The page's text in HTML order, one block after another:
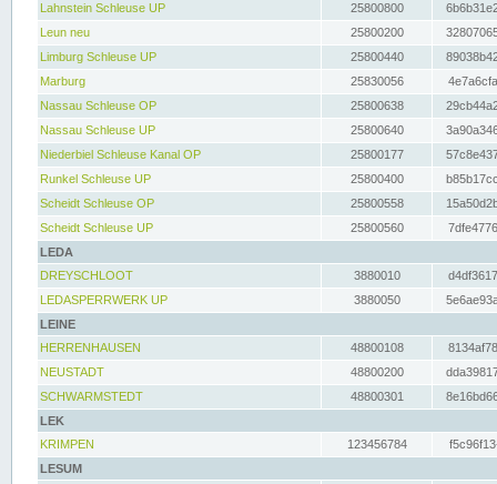
Lahnstein Schleuse UP
25800800
Leun neu
25800200
Limburg Schleuse UP
25800440
Marburg
25830056
Nassau Schleuse OP
25800638
Nassau Schleuse UP
25800640
Niederbiel Schleuse Kanal OP
25800177
Runkel Schleuse UP
25800400
Scheidt Schleuse OP
25800558
Scheidt Schleuse UP
25800560
LEDA
DREYSCHLOOT
3880010
LEDASPERRWERK UP
3880050
LEINE
HERRENHAUSEN
48800108
NEUSTADT
48800200
SCHWARMSTEDT
48800301
LEK
KRIMPEN
123456784
LESUM